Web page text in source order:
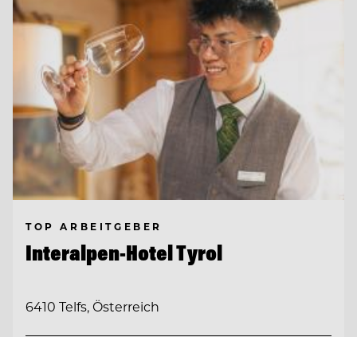
TOP ARBEITGEBER
Interalpen-Hotel Tyrol
6410 Telfs, Österreich